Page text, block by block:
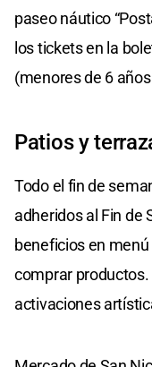
paseo náutico
los tickets en la
(menores de 6
Patios y
Todo el fin de
adheridos al Fin de
beneficios en
comprar productos.
activaciones